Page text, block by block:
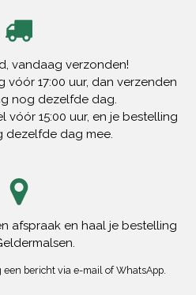
vandaag verzonden!
vóór 17:00 uur, dan verzenden
nog dezelfde dag.
15:00 uur, en je bestelling
dezelfde dag mee.
afspraak en haal je bestelling
bericht via e-mail of WhatsApp.